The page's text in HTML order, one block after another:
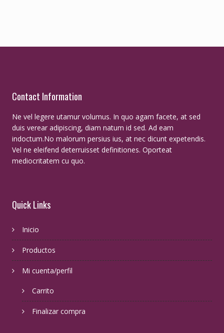
Contact Information
Ne vel legere utamur volumus. In quo agam facete, at sed
duis verear adipiscing, diam natum id sed. Ad eam
indoctum.No malorum persius ius, at nec dicunt expetendis.
Vel ne eleifend deterruisset definitiones. Oporteat
mediocritatem cu quo.
Quick Links
Inicio
Productos
Mi cuenta/perfil
Carrito
Finalizar compra